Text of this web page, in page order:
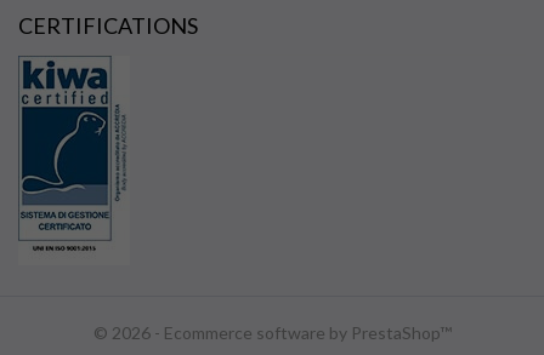
CERTIFICATIONS
© 2026 - Ecommerce software by PrestaShop™